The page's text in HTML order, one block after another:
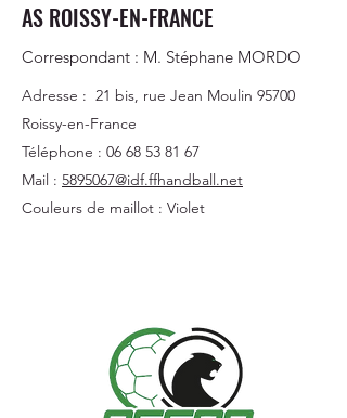
AS ROISSY-EN-FRANCE
Correspondant : M. Stéphane MORDO
Adresse : 21 bis, rue Jean Moulin 95700
Roissy-en-France
Téléphone : 06 68 53 81 67
Mail : 5895067@idf.ffhandball.net
Couleurs de maillot : Violet